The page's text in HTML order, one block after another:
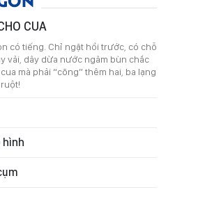
CUA
có tiếng. Chỉ ngặt hồi trước, có chỗ
vải, dây dừa nước ngâm bùn chắc
mà phải “cõng” thêm hai, ba lạng
hình